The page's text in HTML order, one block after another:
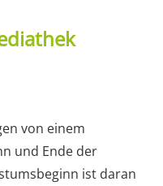
von einem
und Ende der
ist daran